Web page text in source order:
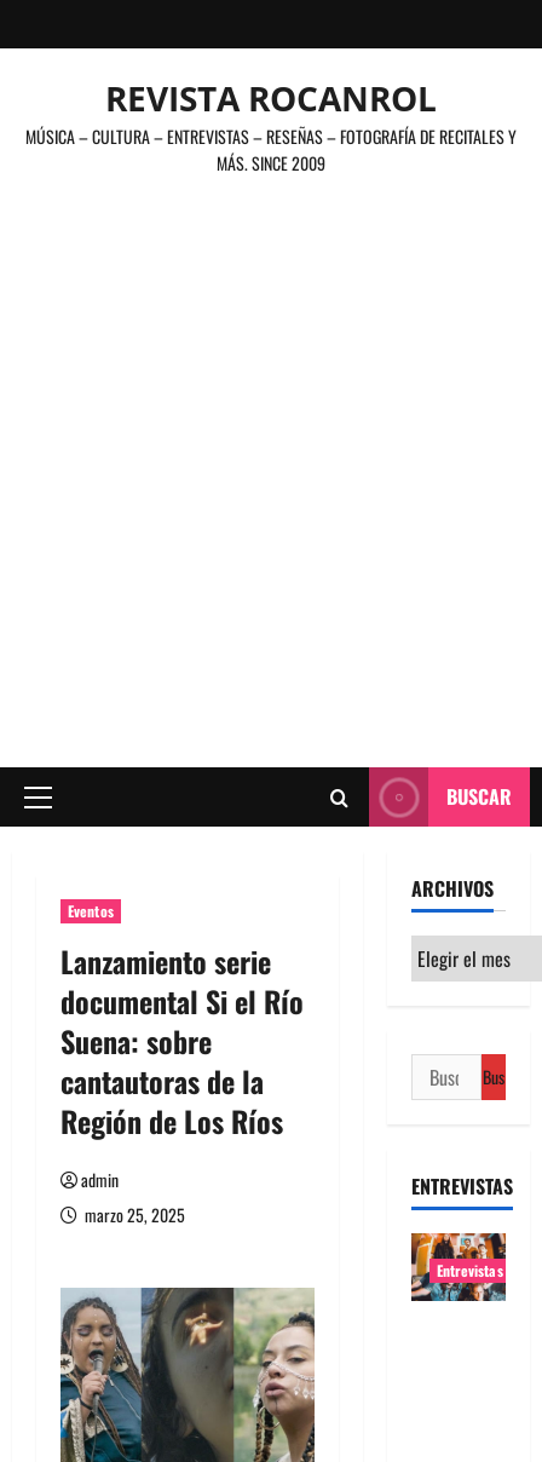
al
REVISTA ROCANROL
MÚSICA – CULTURA – ENTREVISTAS – RESEÑAS – FOTOGRAFÍA DE RECITALES Y
MÁS. SINCE 2009
Menú
BUSCAR
Eventos
Lanzamiento serie
documental Si el Río
Suena: sobre
cantautoras de la
Región de Los Ríos
admin
marzo 25, 2025
ARCHIVOS
Archivos
Buscar:
ENTREVISTAS
Entrevistas